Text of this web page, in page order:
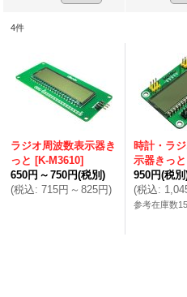
4件
ラジオ周波数表示器き
っと [K-M3610]
650円 ～ 750円(税別)
(税込: 715円 ～ 825円)
時計・ラ
示器きっと
950円(税別
(税込:
参考在庫数